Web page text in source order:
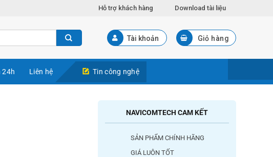
Hỗ trợ khách hàng Download tài liệu
Tài khoản Giỏ hàng
24h Liên hệ Tin công nghệ
NAVICOMTECH CAM KẾT
SẢN PHẨM CHÍNH HÃNG
GIÁ LUÔN TỐT